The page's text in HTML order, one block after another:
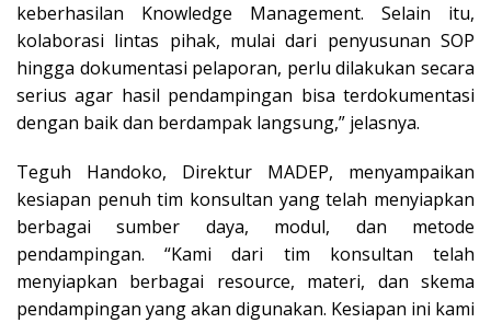
keberhasilan Knowledge Management. Selain itu,
kolaborasi lintas pihak, mulai dari penyusunan SOP
hingga dokumentasi pelaporan, perlu dilakukan secara
serius agar hasil pendampingan bisa terdokumentasi
dengan baik dan berdampak langsung,” jelasnya.
Teguh Handoko, Direktur MADEP, menyampaikan
kesiapan penuh tim konsultan yang telah menyiapkan
berbagai sumber daya, modul, dan metode
pendampingan. “Kami dari tim konsultan telah
menyiapkan berbagai resource, materi, dan skema
pendampingan yang akan digunakan. Kesiapan ini kami